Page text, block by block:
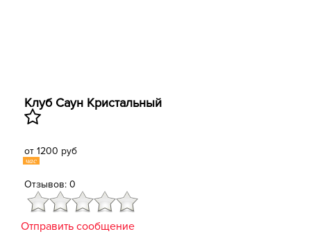
Клуб Саун Кристальный
от 1200 руб
час
Отзывов: 0
Отправить сообщение